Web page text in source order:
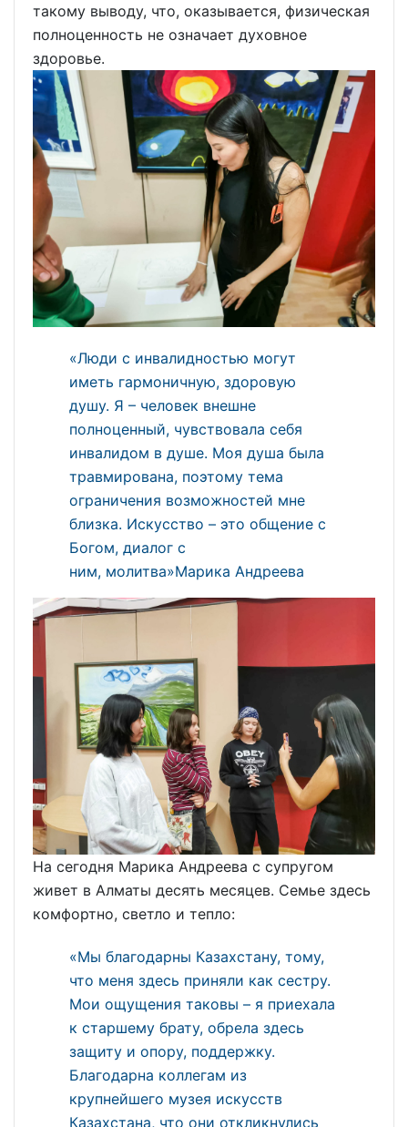
такому выводу, что, оказывается, физическая
полноценность не означает духовное
здоровье.
«Люди с инвалидностью могут
иметь гармоничную, здоровую
душу. Я – человек внешне
полноценный, чувствовала себя
инвалидом в душе. Моя душа была
травмирована, поэтому тема
ограничения возможностей мне
близка. Искусство – это общение с
Богом, диалог с
ним, молитва»Марика Андреева
На сегодня Марика Андреева с супругом
живет в Алматы десять месяцев. Семье здесь
комфортно, светло и тепло:
«Мы благодарны Казахстану, тому,
что меня здесь приняли как сестру.
Мои ощущения таковы – я приехала
к старшему брату, обрела здесь
защиту и опору, поддержку.
Благодарна коллегам из
крупнейшего музея искусств
Казахстана, что они откликнулись